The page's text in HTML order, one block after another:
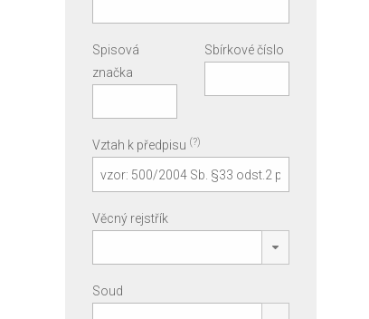
Spisová
značka
Sbírkové číslo
Vztah k předpisu (?)
Věcný rejstřík
Soud